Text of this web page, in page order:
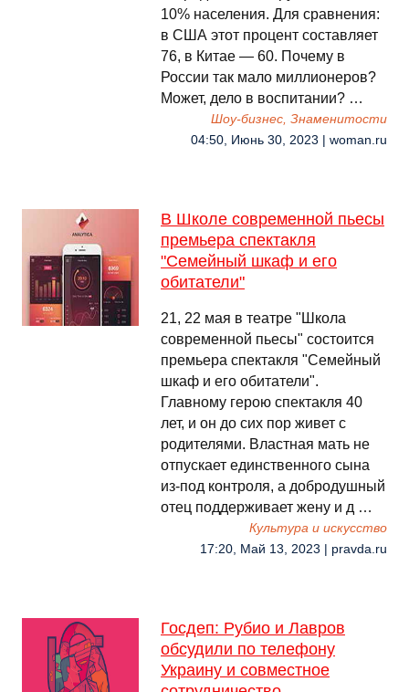
10% населения. Для сравнения:
в США этот процент составляет
76, в Китае — 60. Почему в
России так мало миллионеров?
Может, дело в воспитании? …
Шоу-бизнес, Знаменитости
04:50, Июнь 30, 2023 | woman.ru
В Школе современной пьесы
премьера спектакля
"Семейный шкаф и его
обитатели"
21, 22 мая в театре "Школа
современной пьесы" состоится
премьера спектакля "Семейный
шкаф и его обитатели".
Главному герою спектакля 40
лет, и он до сих пор живет с
родителями. Властная мать не
отпускает единственного сына
из-под контроля, а добродушный
отец поддерживает жену и д …
Культура и искусство
17:20, Май 13, 2023 | pravda.ru
Госдеп: Рубио и Лавров
обсудили по телефону
Украину и совместное